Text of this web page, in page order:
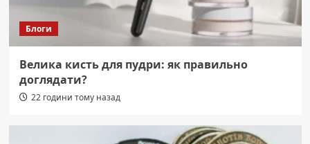
Блоги
Велика кисть для пудри: як правильно
доглядати?
22 години тому назад